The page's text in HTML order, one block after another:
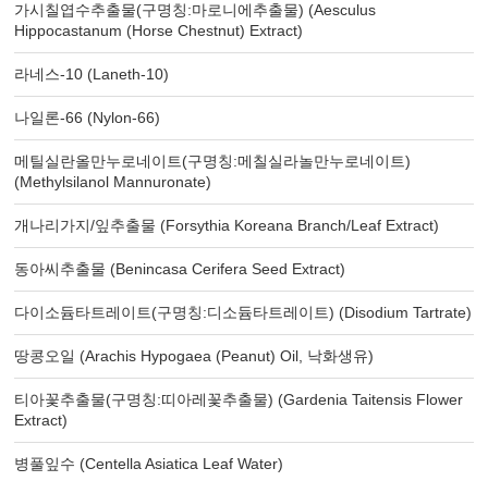
가시칠엽수추출물(구명칭:마로니에추출물) (Aesculus
Hippocastanum (Horse Chestnut) Extract)
라네스-10 (Laneth-10)
나일론-66 (Nylon-66)
메틸실란올만누로네이트(구명칭:메칠실라놀만누로네이트)
(Methylsilanol Mannuronate)
개나리가지/잎추출물 (Forsythia Koreana Branch/Leaf Extract)
동아씨추출물 (Benincasa Cerifera Seed Extract)
다이소듐타트레이트(구명칭:디소듐타트레이트) (Disodium Tartrate)
땅콩오일 (Arachis Hypogaea (Peanut) Oil, 낙화생유)
티아꽃추출물(구명칭:띠아레꽃추출물) (Gardenia Taitensis Flower
Extract)
병풀잎수 (Centella Asiatica Leaf Water)